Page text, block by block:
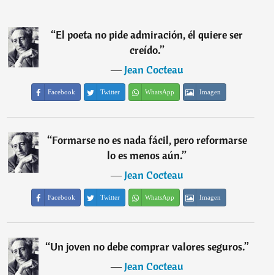
“El poeta no pide admiración, él quiere ser
creído.”
―Jean Cocteau
Facebook Twitter WhatsApp Imagen
“Formarse no es nada fácil, pero reformarse
lo es menos aún.”
―Jean Cocteau
Facebook Twitter WhatsApp Imagen
“Un joven no debe comprar valores seguros.”
―Jean Cocteau